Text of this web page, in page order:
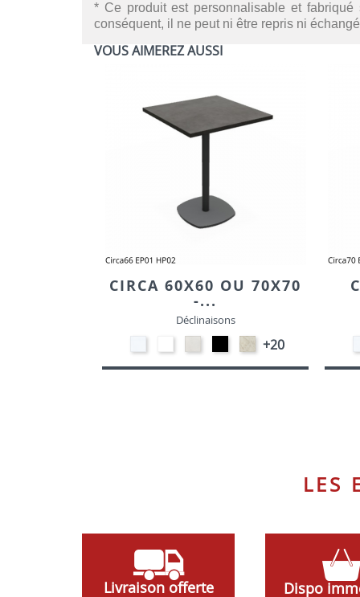
* Ce produit est personnalisable et fabriqué
conséquent, il ne peut ni être repris ni échangé
VOUS AIMEREZ AUSSI
CIRCA 60X60 OU 70X70
-...
Déclinaisons
HP90
-
BLANC
STRATIFIE
HP93
-
EP01
-
NOIR
STRATIFIE
HP98
-
+20
LES
Livraison offerte Dispo